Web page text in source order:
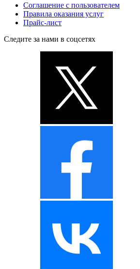
Соглашение с пользователем
Правила оказания услуг
Прайс-лист
Следите за нами в соцсетях